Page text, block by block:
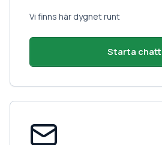
Vi finns här dygnet runt
Starta chatt